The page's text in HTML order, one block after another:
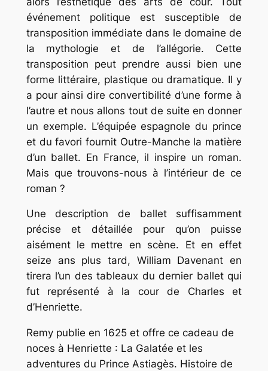
événement politique est susceptible de
transposition immédiate dans le domaine de
la mythologie et de l’allégorie. Cette
transposition peut prendre aussi bien une
forme littéraire, plastique ou dramatique. Il y
a pour ainsi dire convertibilité d’une forme à
l’autre et nous allons tout de suite en donner
un exemple. L’équipée espagnole du prince
et du favori fournit Outre-Manche la matière
d’un ballet. En France, il inspire un roman.
Mais que trouvons-nous à l’intérieur de ce
roman ?
Une description de ballet suffisamment
précise et détaillée pour qu’on puisse
aisément le mettre en scène. Et en effet
seize ans plus tard, William Davenant en
tirera l’un des tableaux du dernier ballet qui
fut représenté à la cour de Charles et
d’Henriette.
Remy publie en 1625 et offre ce cadeau de
noces à Henriette : La Galatée et les
adventures du Prince Astiagès. Histoire de